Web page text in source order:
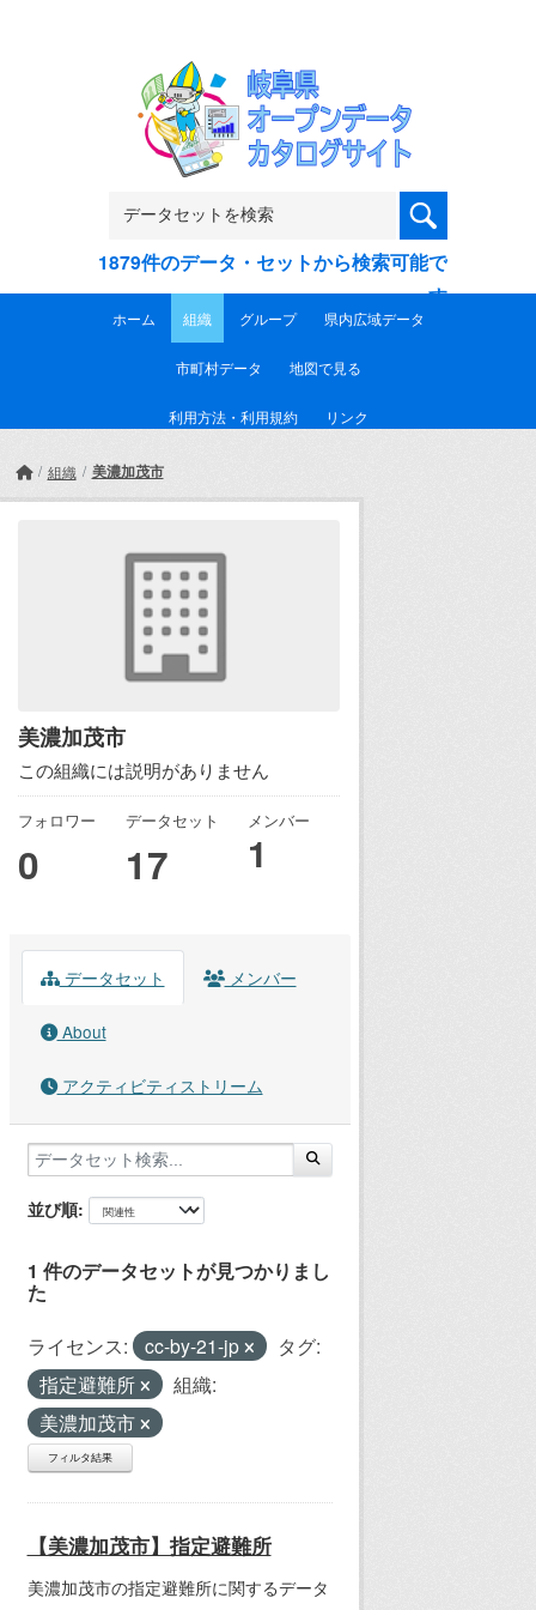
1879件のデータ・セットから検索可能で
す
ホーム 組織 グループ 県内広域データ
市町村データ 地図で見る
利用方法・利用規約 リンク
組織 美濃加茂市
美濃加茂市
この組織には説明がありません
フォロワー
0
データセット
17
メンバー
1
データセット メンバー
About
アクティビティストリーム
並び順
1 件のデータセットが見つかりまし
た
ライセンス: cc-by-21-jp
タグ:
指定避難所
組織:
美濃加茂市
フィルタ結果
【美濃加茂市】指定避難所
美濃加茂市の指定避難所に関するデータ